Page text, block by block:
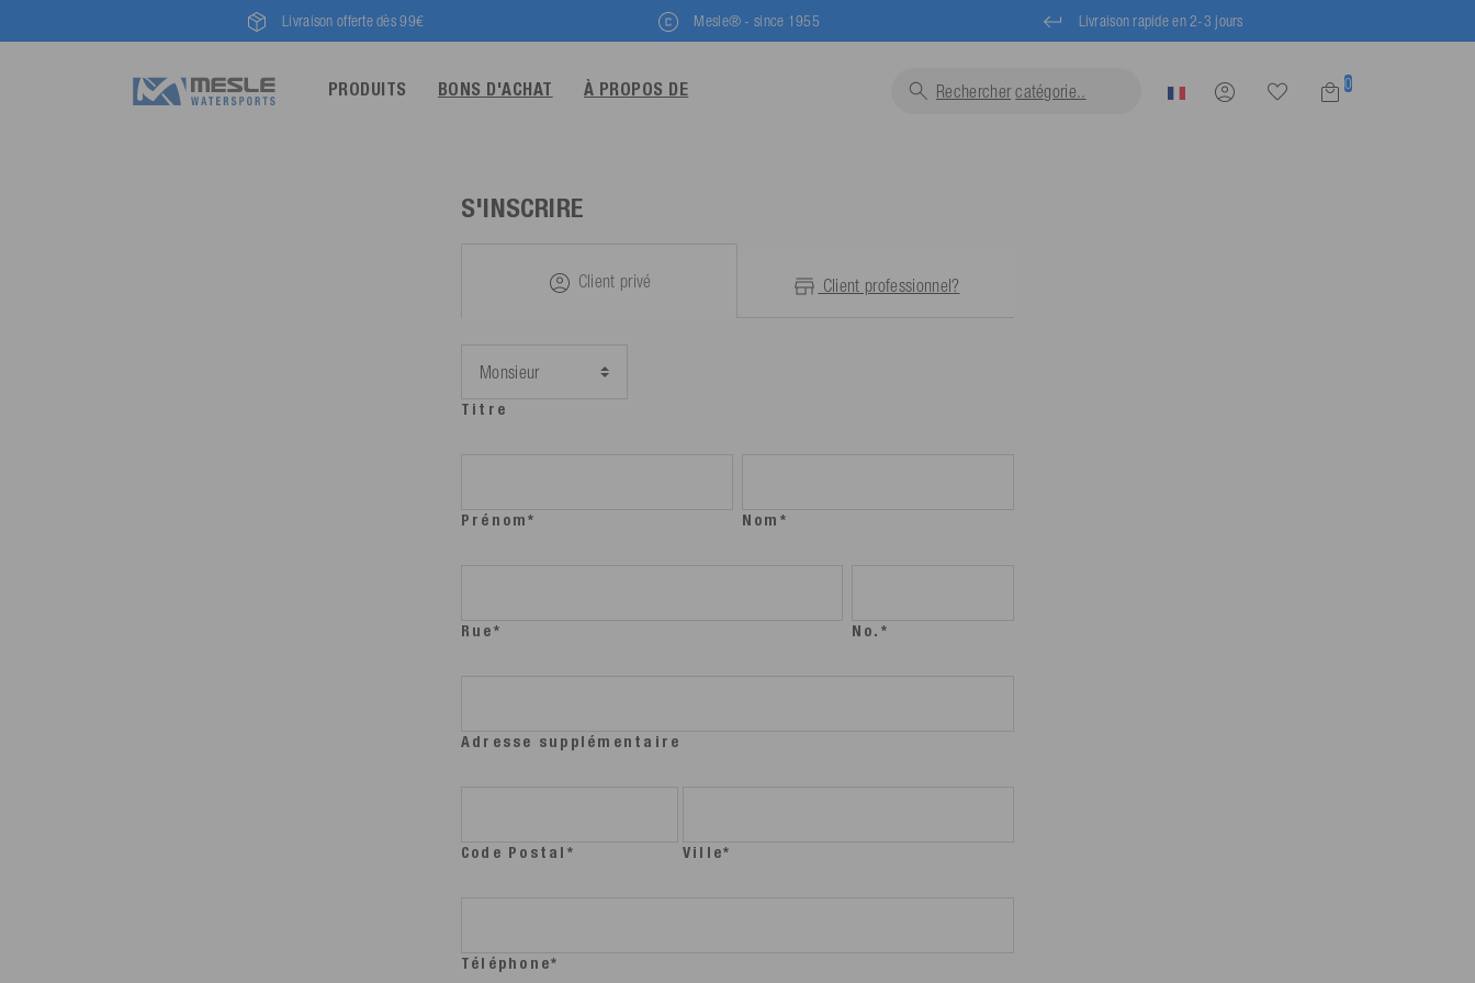
Livraison offerte dès 99€ Mesle® - since 1955 Livraison rapide en 2-3 jours
PRODUITS BONS D'ACHAT À PROPOS DE Rechercher catég 0
S'INSCRIRE
Client privé Client professionnel?
Titre
Prénom* Nom*
Rue* No.*
Adresse supplémentaire
Code Postal* Ville*
Téléphone*